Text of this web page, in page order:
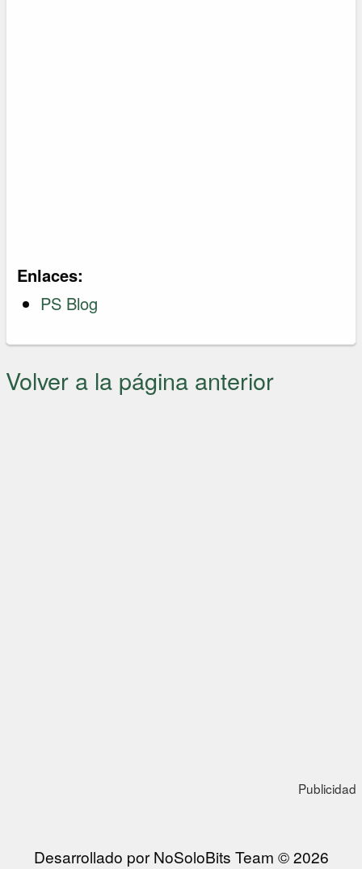
Enlaces:
PS Blog
Volver a la página anterior
Publicidad
Desarrollado por NoSoloBits Team © 2026